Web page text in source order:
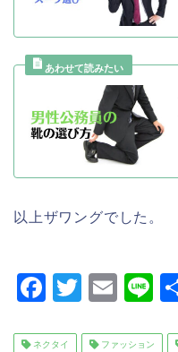
以上ザワングでした。
F
c
T
tt
E
ai
Li
e
ネクタイ ファッション